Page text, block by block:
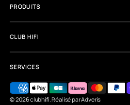
PRODUITS
CLUB HIFI
SERVICES
© 2026clubhifi.Réalisé par Adveris